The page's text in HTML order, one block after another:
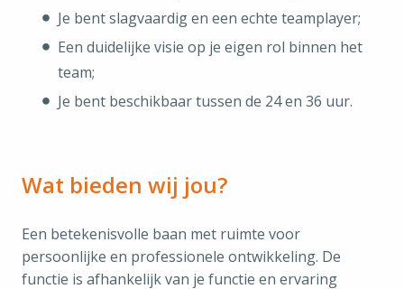
Je bent slagvaardig en een echte teamplayer;
Een duidelijke visie op je eigen rol binnen het
team;
Je bent beschikbaar tussen de 24 en 36 uur.
Wat bieden wij jou?
Een betekenisvolle baan met ruimte voor
persoonlijke en professionele ontwikkeling. De
functie is afhankelijk van je functie en ervaring